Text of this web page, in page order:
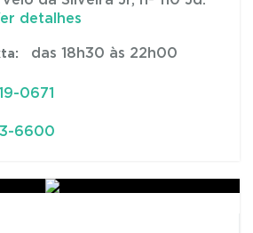
detalhes
das 18h30 às 22h00
0671
6600